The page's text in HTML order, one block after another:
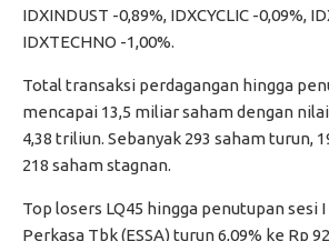
IDXINDUST -0,89%, IDXCYCLIC -0,09%,
IDXTECHNO -1,00%.
Total transaksi perdagangan hingga
mencapai 13,5 miliar saham dengan
4,38 triliun. Sebanyak 293 saham turun,
218 saham stagnan.
Top losers LQ45 hingga penutupan sesi I
Perkasa Tbk (ESSA) turun 6,09% ke Rp